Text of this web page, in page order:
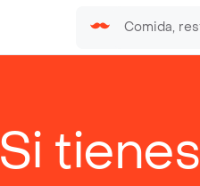
Si tienes